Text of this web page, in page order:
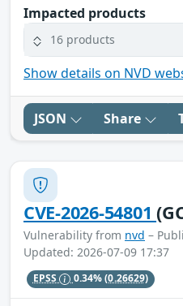
Impacted products
16 products
Show details on NVD
JSON Share
CVE-2026-54801
Vulnerability from nvd –
Updated: 2026-07-09 17:37
EPSS 0.34%(0.26629)